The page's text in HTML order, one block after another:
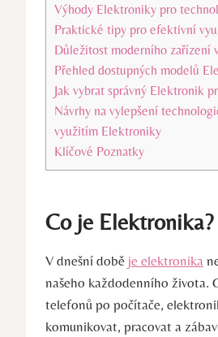
Výhody Elektroniky pro
Praktické tipy pro efektivní
Důležitost moderního zařízení
Přehled dostupných modelů
Jak vybrat správný Elektronik
Návrhy na vylepšení
využitím Elektroniky
Klíčové Poznatky
Co je Elektronika?
V dnešní době je elektronika
našeho každodenního života.
telefonů po počítače,
komunikovat, pracovat a